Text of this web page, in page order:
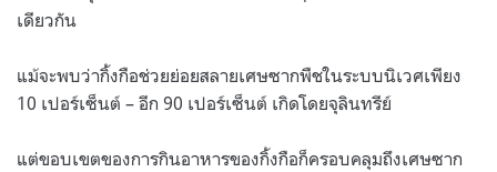
เดียวกัน
แม้จะพบว่ากิ้งกือช่วยย่อยสลายเศษซากพืชในระบบนิเวศเพียง
10 เปอร์เซ็นต์ – อีก 90 เปอร์เซ็นต์ เกิดโดยจุลินทรีย์
แต่ขอบเขตของการกินอาหารของกิ้งกือก็ครอบคลุมถึงเศษซาก